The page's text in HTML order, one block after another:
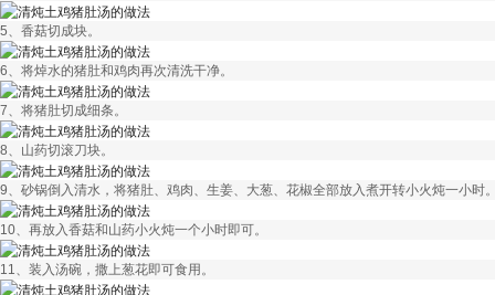
5、香菇切成块。
6、将焯水的猪肚和鸡肉再次清洗干净。
7、将猪肚切成细条。
8、山药切滚刀块。
9、砂锅倒入清水，将猪肚、鸡肉、生姜、大葱、花椒全部放入煮开转小火炖一小时
10、再放入香菇和山药小火炖一个小时即可。
11、装入汤碗，撒上葱花即可食用。